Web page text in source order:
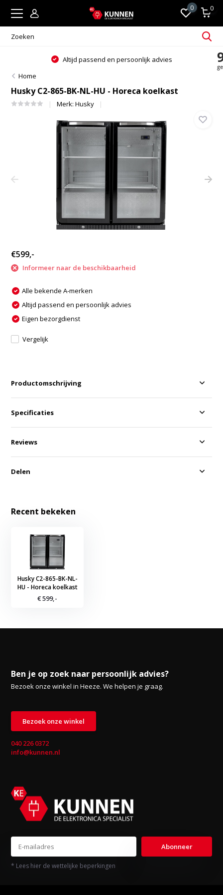
0 0
Altijd passend en persoonlijk advies
Home
Husky C2-865-BK-NL-HU - Horeca koelkast
Merk:Husky
€599,-
Informeer naar de beschikbaarheid
Alle bekende A-merken
Altijd passend en persoonlijk advies
Eigen bezorgdienst
Vergelijk
Productomschrijving
Specificaties
Reviews
Delen
Recent bekeken
Husky C2-865-BK-NL-
HU - Horeca koelkast
€ 599,-
Ben je op zoek naar persoonlijk advies?
Bezoek onze winkel in Heeze. We helpen je graag.
Bezoek onze winkel
040 226 0372
info@kunnen.nl
Abonneer
* Lees hier de wettelijke beperkingen